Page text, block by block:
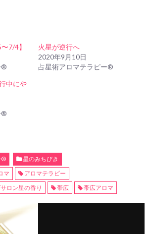
7/4】
®
火星が逆行へ
2020年9月10日
占星術アロマテラピー®
中にや
®
®
星のみちびき
マ
アロマテラピー
ロン星の香り
帯広 帯広アロマ